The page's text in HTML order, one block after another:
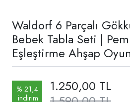
Waldorf 6 Parçalı
Bebek Tabla Seti |
Eşleştirme Ahşap
% 21,4
indirim
1.250,00 TL